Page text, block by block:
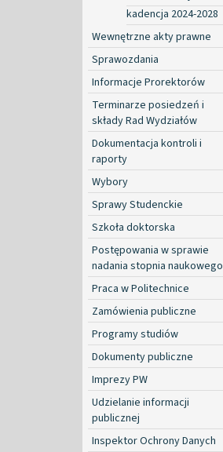
kadencja 2024-2028
Wewnętrzne akty prawne
Sprawozdania
Informacje Prorektorów
Terminarze posiedzeń i
składy Rad Wydziałów
Dokumentacja kontroli i
raporty
Wybory
Sprawy Studenckie
Szkoła doktorska
Postępowania w sprawie
nadania stopnia naukowego
Praca w Politechnice
Zamówienia publiczne
Programy studiów
Dokumenty publiczne
Imprezy PW
Udzielanie informacji
publicznej
Inspektor Ochrony Danych